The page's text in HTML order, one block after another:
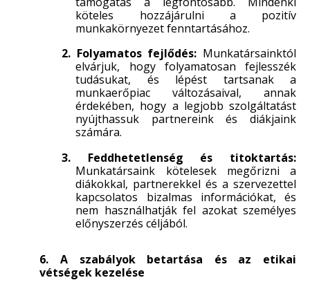
köteles hozzájárulni a pozitív
munkakörnyezet fenntartásához.
2. Folyamatos fejlődés: Munkatársainktól
elvárjuk, hogy folyamatosan fejlesszék
tudásukat, és lépést tartsanak a
munkaerőpiac változásaival, annak
érdekében, hogy a legjobb szolgáltatást
nyújthassuk partnereink és diákjaink
számára.
3. Feddhetetlenség és titoktartás:
Munkatársaink kötelesek megőrizni a
diákokkal, partnerekkel és a szervezettel
kapcsolatos bizalmas információkat, és
nem használhatják fel azokat személyes
előnyszerzés céljából.
6. A szabályok betartása és az etikai
vétségek kezelése